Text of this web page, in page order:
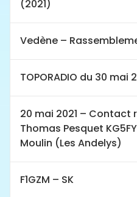
(2021)
Vedène –
TOPORADIO du 30 mai
20 mai 2021 –
Thomas Pesquet
Moulin (Les Andelys)
F1GZM – SK